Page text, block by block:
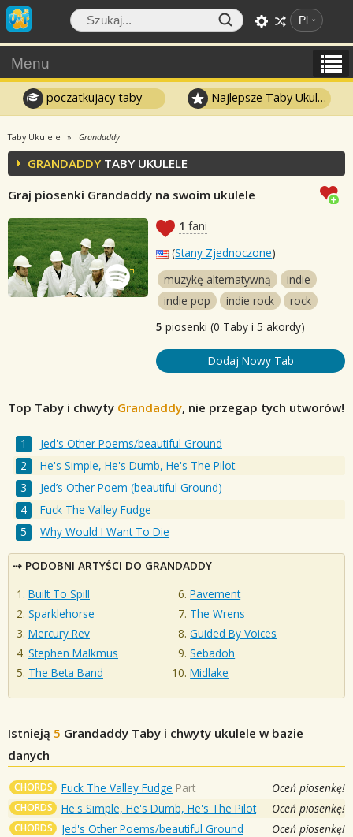
Pl
Menu
poczatkujacy taby Najlepsze Taby Ukulele
Taby Ukulele Grandaddy
GRANDADDYTABY UKULELE
Graj piosenki Grandaddy na swoim ukulele
1 fani
(Stany Zjednoczone)
muzykę alternatywną
indie
indie pop
indie rock
rock
5 piosenki (0 Taby i 5 akordy)
Dodaj Nowy Tab
Top Taby i chwyty Grandaddy, nie przegap tych utworów!
Jed's Other Poems/beautiful Ground
He's Simple, He's Dumb, He's The Pilot
Jed’s Other Poem (beautiful Ground)
Fuck The Valley Fudge
Why Would I Want To Die
PODOBNI ARTYŚCI DO GRANDADDY
Built To Spill
Sparklehorse
Mercury Rev
Stephen Malkmus
The Beta Band
Pavement
The Wrens
Guided By Voices
Sebadoh
Midlake
Istnieją 5 Grandaddy Taby i chwyty ukulele w bazie
danych
CHORDS Fuck The Valley Fudge Part Oceń piosenkę!
CHORDS He's Simple, He's Dumb, He's The Pilot Oceń piosenkę!
CHORDS Jed's Other Poems/beautiful Ground Oceń piosenkę!